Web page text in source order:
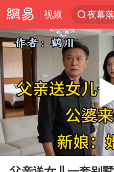
视频
夜幕
改名后
男子
“空调
Play
00:00